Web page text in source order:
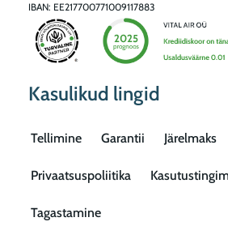
IBAN: EE217700771009117883
Kasulikud lingid
Tellimine Garantii Järelmaks
Privaatsuspoliitika
Tagastamine